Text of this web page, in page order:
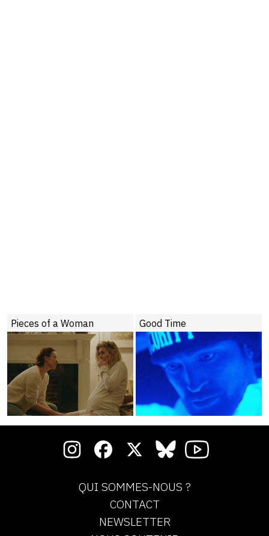
Pieces of a Woman Good Time
QUI SOMMES-NOUS ?
CONTACT
NEWSLETTER